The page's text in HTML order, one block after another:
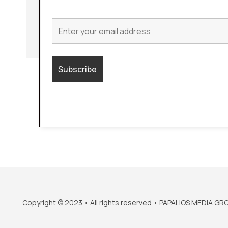
Copyright © 2023 • All rights reserved • PAPALIOS MEDIA